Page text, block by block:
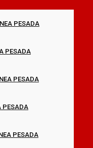
PESADA
PESADA
PESADA
PESADA
PESADA